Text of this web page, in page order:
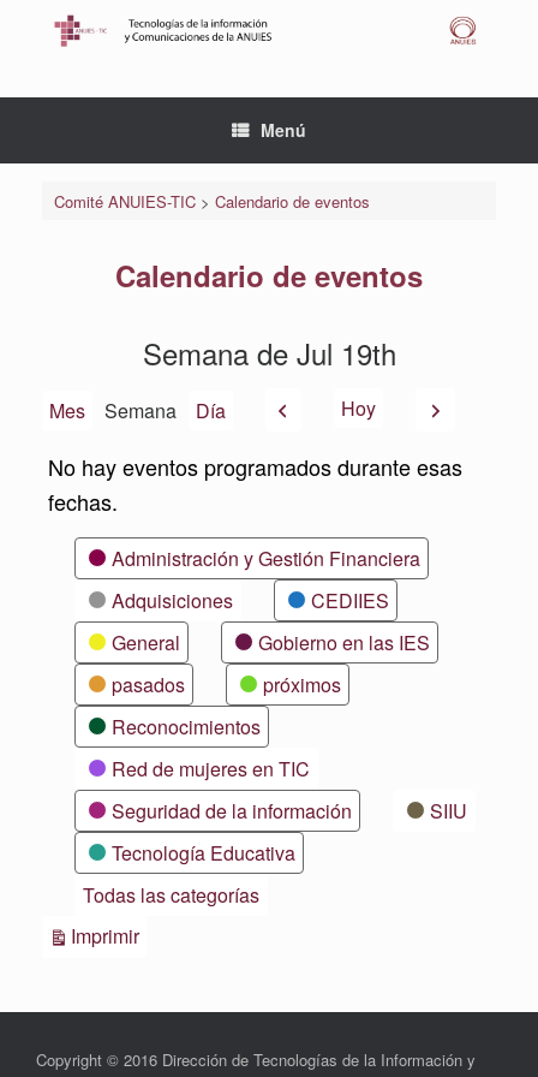
Menú
Comité ANUIES-TIC> Calendario de eventos
Calendario de eventos
Semana de Jul 19th
Mes Semana Día AnteriorHoy Siguiente
No hay eventos programados durante esas
fechas.
CategoríasAdministración y Gestión Financiera
Adquisiciones
CEDIIES
General
Gobierno en las IES
pasados
próximos
Reconocimientos
Red de mujeres en TIC
Seguridad de la información
SIIU
Tecnología Educativa
Todas las categorías
ImprimirVistas
Copyright © 2016 Dirección de Tecnologías de la Información y